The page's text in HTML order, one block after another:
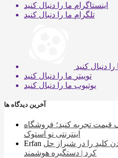
اینستاگرام ما را دنبال کنید
تلگرام ما را دنبال کنید
را دنبال کنید
توییتر ما را دنبال کنید
یوتیوب ما را دنبال کنید
آخرین دیدگاه ها
قیمت تجربه کنید؛ فروشگاه
اینترنتی نو استوک
Erfan را در شیراز حل
کرد | دستگیره هوشمند